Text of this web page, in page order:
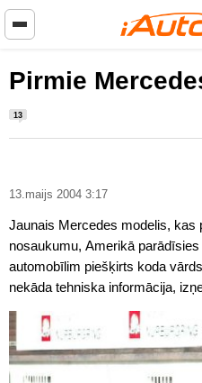
Pirmie
13
13.maijs 2004 3:17
Jaunais Mercedes modelis, kas
nosaukumu, Amerikā
automobīlim piešķirts koda
nekāda tehniska informācija,